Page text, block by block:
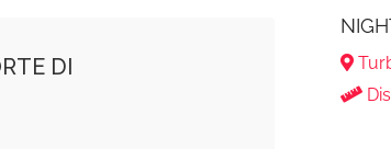
DI